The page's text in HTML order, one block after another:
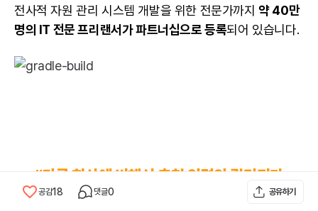
전사적 자원 관리 시스템 개발을 위한 전문가까지약 40만
명의 IT 전문 프리랜서가 파트너십으로 등록되어 있습니다.
“다른 회사에 비해서 추천 인력의 퀄리티가
공감18 댓글0 공유하기